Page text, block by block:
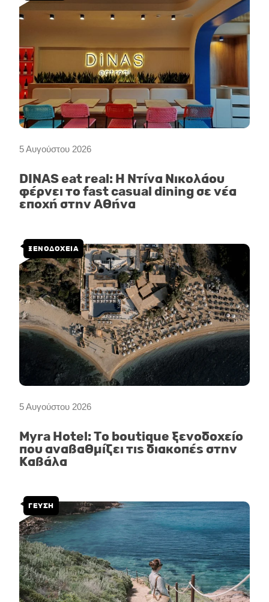
5 Αυγούστου 2026
DINAS eat real: Η Ντίνα Νικολάου
φέρνει το fast casual dining σε νέα
εποχή στην Αθήνα
5 Αυγούστου 2026
ΞΕΝΟΔΟΧΕΙΑ
Myra Hotel: Το boutique ξενοδοχείο
που αναβαθμίζει τις διακοπές στην
Καβάλα
ΓΕΥΣΗ